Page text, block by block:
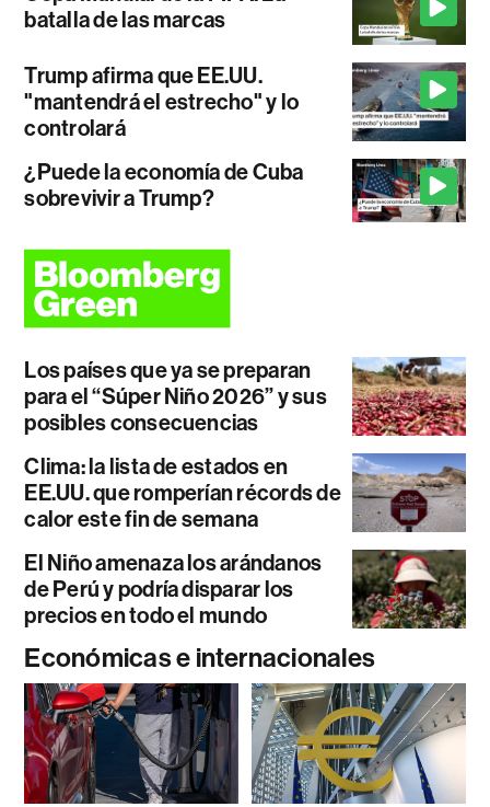
batalla de las marcas
Trump afirma que EE.UU.
"mantendrá el estrecho" y lo
controlará
¿Puede la economía de Cuba
sobrevivir a Trump?
Los países que ya se preparan
para el “Súper Niño 2026” y sus
posibles consecuencias
Clima: la lista de estados en
EE.UU. que romperían récords de
calor este fin de semana
El Niño amenaza los arándanos
de Perú y podría disparar los
precios en todo el mundo
Económicas e internacionales